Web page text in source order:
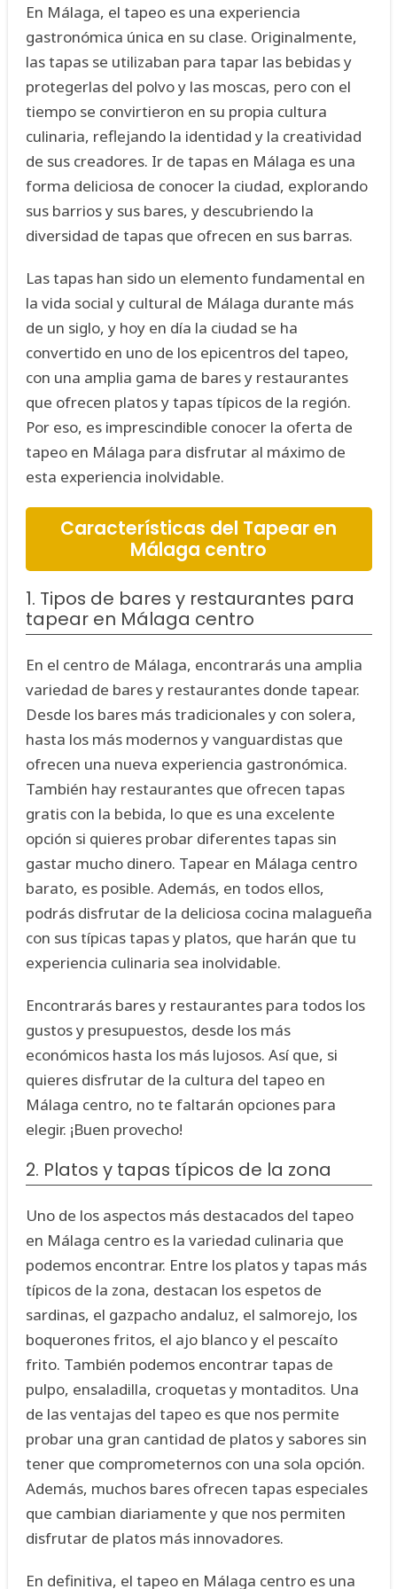
En Málaga, el tapeo es una experiencia
gastronómica única en su clase. Originalmente,
las tapas se utilizaban para tapar las bebidas y
protegerlas del polvo y las moscas, pero con el
tiempo se convirtieron en su propia cultura
culinaria, reflejando la identidad y la creatividad
de sus creadores. Ir de tapas en Málaga es una
forma deliciosa de conocer la ciudad, explorando
sus barrios y sus bares, y descubriendo la
diversidad de tapas que ofrecen en sus barras.
Las tapas han sido un elemento fundamental en
la vida social y cultural de Málaga durante más
de un siglo, y hoy en día la ciudad se ha
convertido en uno de los epicentros del tapeo,
con una amplia gama de bares y restaurantes
que ofrecen platos y tapas típicos de la región.
Por eso, es imprescindible conocer la oferta de
tapeo en Málaga para disfrutar al máximo de
esta experiencia inolvidable.
Características del Tapear en
Málaga centro
1. Tipos de bares y restaurantes para
tapear en Málaga centro
En el centro de Málaga, encontrarás una amplia
variedad de bares y restaurantes donde tapear.
Desde los bares más tradicionales y con solera,
hasta los más modernos y vanguardistas que
ofrecen una nueva experiencia gastronómica.
También hay restaurantes que ofrecen tapas
gratis con la bebida, lo que es una excelente
opción si quieres probar diferentes tapas sin
gastar mucho dinero. Tapear en Málaga centro
barato, es posible. Además, en todos ellos,
podrás disfrutar de la deliciosa cocina malagueña
con sus típicas tapas y platos, que harán que tu
experiencia culinaria sea inolvidable.
Encontrarás bares y restaurantes para todos los
gustos y presupuestos, desde los más
económicos hasta los más lujosos. Así que, si
quieres disfrutar de la cultura del tapeo en
Málaga centro, no te faltarán opciones para
elegir. ¡Buen provecho!
2. Platos y tapas típicos de la zona
Uno de los aspectos más destacados del tapeo
en Málaga centro es la variedad culinaria que
podemos encontrar. Entre los platos y tapas más
típicos de la zona, destacan los espetos de
sardinas, el gazpacho andaluz, el salmorejo, los
boquerones fritos, el ajo blanco y el pescaíto
frito. También podemos encontrar tapas de
pulpo, ensaladilla, croquetas y montaditos. Una
de las ventajas del tapeo es que nos permite
probar una gran cantidad de platos y sabores sin
tener que comprometernos con una sola opción.
Además, muchos bares ofrecen tapas especiales
que cambian diariamente y que nos permiten
disfrutar de platos más innovadores.
En definitiva, el tapeo en Málaga centro es una